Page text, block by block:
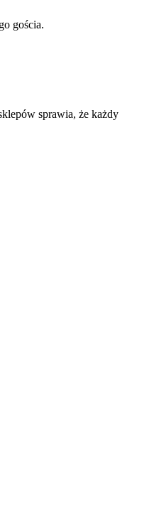
gościa.
sprawia, że każdy